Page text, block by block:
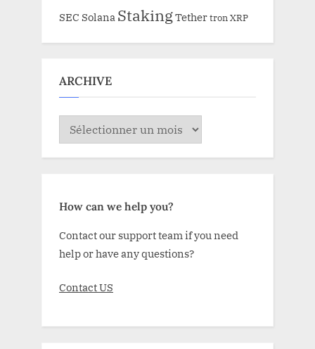
SEC Solana StakingTethertron XRP
ARCHIVE
ARCHIVE
How can we help you?
Contact our support team if you need
help or have any questions?
Contact US